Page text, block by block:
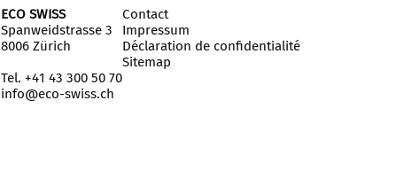
ECO SWISS
Spanweidstrasse 3
8006 Zürich
Tel. +41 43 300 50 70
info@eco-swiss.ch
Contact
Impressum
Déclaration de confidentialité
Sitemap